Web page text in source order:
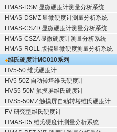
HMAS-DSM 显微硬度计测量分析系统
HMAS-DSMZ 显微硬度计测量分析系统
HMAS-CSZD 显微硬度计测量分析系统
HMAS-CSZA 显微硬度计测量分析系统
HMAS-ROLL 版辊显微硬度测量分析系统
维氏硬度计MC010系列
HV5-50 维氏硬度计
HV5-50Z 自动转塔维氏硬度计
HVS5-50M 触摸屏维氏硬度计
HVS5-50MZ 触摸屏自动转塔维氏硬度计
FV 研究型维氏硬度计
HMAS-D5 维氏硬度计测量分析系统